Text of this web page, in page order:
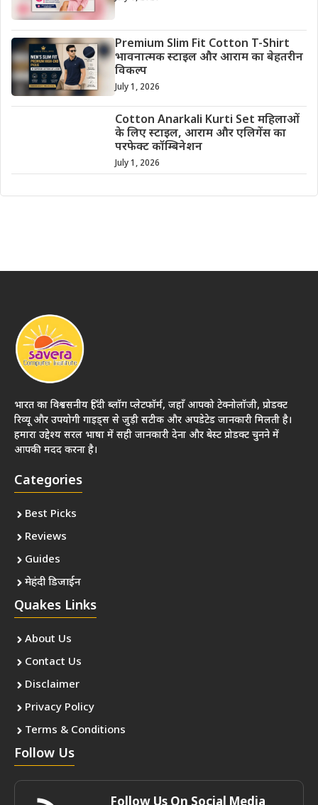
Premium Slim Fit Cotton T-Shirt
भावनात्मक स्टाइल और आराम का बेहतरीन
विकल्प
July 1, 2026
Cotton Anarkali Kurti Set महिलाओं
के लिए स्टाइल, आराम और एलिगेंस का
परफेक्ट कॉम्बिनेशन
July 1, 2026
भारत का विश्वसनीय हिंदी ब्लॉग प्लेटफॉर्म, जहाँ आपको टेक्नोलॉजी, प्रोडक्ट
रिव्यू और उपयोगी गाइड्स से जुड़ी सटीक और अपडेटेड जानकारी मिलती है।
हमारा उद्देश्य सरल भाषा में सही जानकारी देना और बेस्ट प्रोडक्ट चुनने में
आपकी मदद करना है।
Categories
Best Picks
Reviews
Guides
मेहंदी डिजाईन
Quakes Links
About Us
Contact Us
Disclaimer
Privacy Policy
Terms & Conditions
Follow Us